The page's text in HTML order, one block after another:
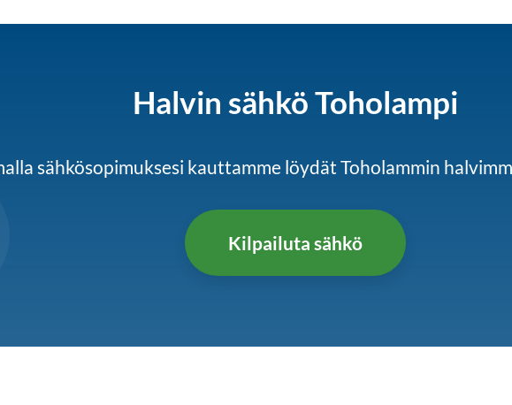
Halvin sähkö Toholampi
sähkösopimuksesi kauttamme löydät Toholammin
Kilpailuta sähkö